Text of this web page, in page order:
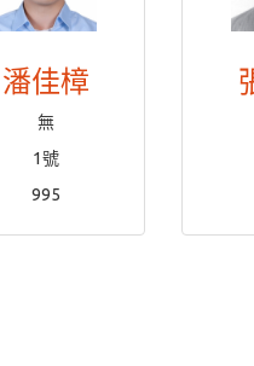
潘佳樟
無
1號
995